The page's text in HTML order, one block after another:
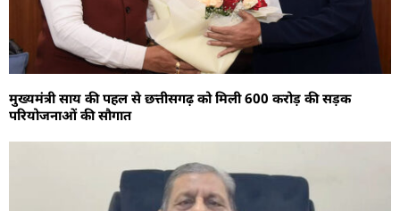
मुख्यमंत्री साय की पहल से छत्तीसगढ़ को मिली 600 करोड़ की सड़क
परियोजनाओं की सौगात